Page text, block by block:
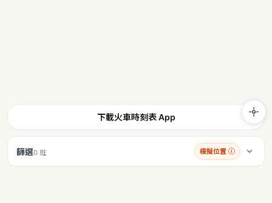
下載火車時刻表 App
篩選0 班 模擬位置 ⓘ